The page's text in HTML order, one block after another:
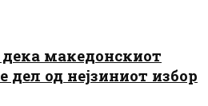
дека македонскиот
дел од нејзиниот избор